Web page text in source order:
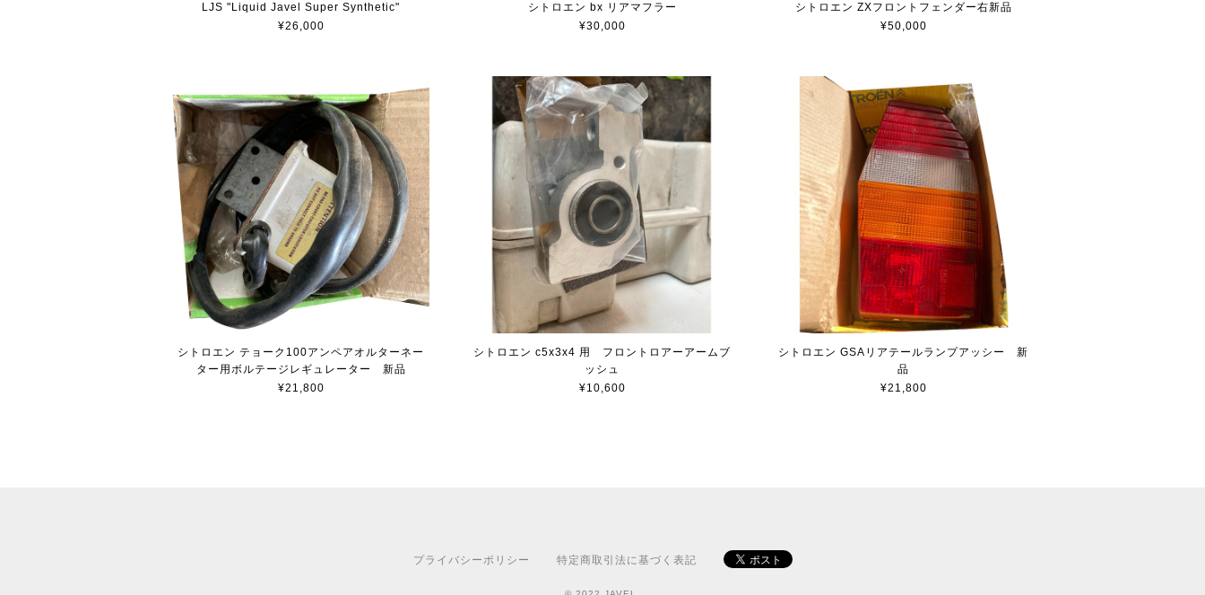
LJS "Liquid Javel Super Synthetic"
¥26,000
シトロエン bx リアマフラー
¥30,000
シトロエン ZXフロントフェンダー右新品
¥50,000
シトロエン テョーク100アンペアオルターネー
ター用ボルテージレギュレーター 新品
¥21,800
シトロエン c5x3x4 用 フロントロアーアームブ
ッシュ
¥10,600
シトロエン GSAリアテールランプアッシー 新
品
¥21,800
プライバシーポリシー 特定商取引法に基づく表記